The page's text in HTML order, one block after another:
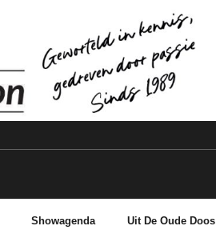
Showagenda Uit De Oude Doos